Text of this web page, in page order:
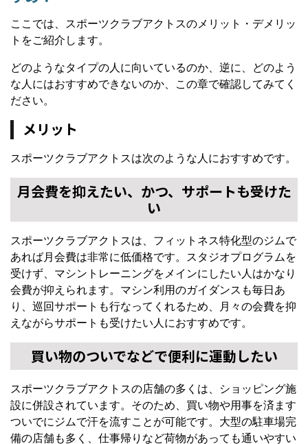
ここでは、スポーツクラブアクトスのメリット・デメリッ
トをご紹介します。
どのようなタイプの人に向いているのか、逆に、どのよう
な人にはおすすめできないのか、この章で確認してみてく
ださい。
メリット
スポーツクラブアクトスは次のような人におすすめです。
月会費を抑えたい、かつ、サポートも受けた
い
スポーツクラブアクトスは、フィットネス特化型のジムで
あれば月会費は非常に低価格です。スタジオプログラムを
受けず、マシントレーニングをメインにしたい人はかなり
会費が抑えられます。マシン利用のガイダンスも毎日あ
り、巡回サポートも行なってくれるため、月々の会費を抑
えながらサポートも受けたい人におすすめです。
買い物のついでなどで便利に運動したい
スポーツクラブアクトスの店舗の多くは、ショッピング施
設に併設されています。そのため、買い物や用事を済ます
ついでにジムで汗を流すことが可能です。大型の駐車場完
備の店舗も多く、仕事帰りなど荷物があっても通いやすい